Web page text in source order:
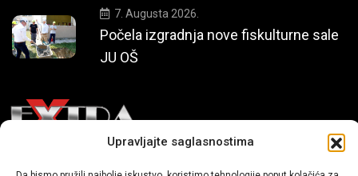
Upravljajte saglasnostima
7. Augusta 2026.
Počela izgradnja nove fiskulturne sale
JU OŠ
Mi smo moderni portal zabavnog karaktera koji donosi vijesti i